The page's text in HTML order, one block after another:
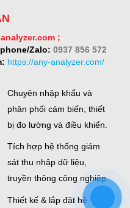
;
Zalo: 0937 856 572
https://any-analyzer.com/
Chuyên nhập khẩu và
phân phối cảm biến, thiết
bị đo lường và điều khiển.
Tích hợp hệ thống giám
sát thu nhập dữ liệu,
truyền thông công nghiệp.
Thiết kế & lắp đặt hệ